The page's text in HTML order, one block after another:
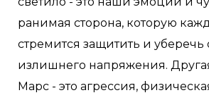
ранимая сторона, которую
стремится защитить и уберечь
излишнего напряжения.
Марс - это агрессия,